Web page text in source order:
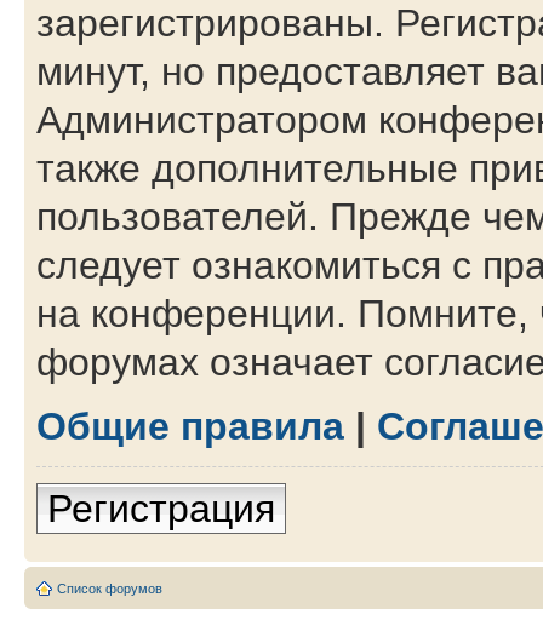
зарегистрированы.
минут, но предоставляет
Администратором
также дополнительные
пользователей. Прежде
следует ознакомиться с
на конференции. Помните,
форумах означает
Общие правила |
Регистрация
Список форумов